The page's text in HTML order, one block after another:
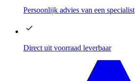
Persoonlijk advies van een specialist
Direct uit voorraad leverbaar